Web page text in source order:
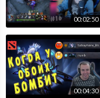
00:02:50
00:04:30